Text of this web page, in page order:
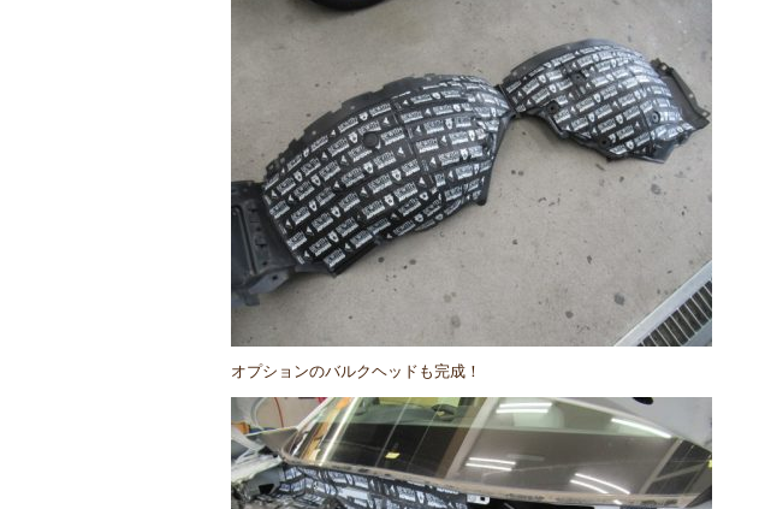
オプションのバルクヘッドも完成！